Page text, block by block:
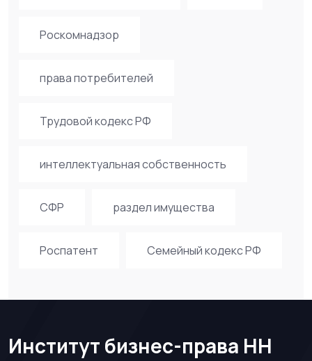
Роскомнадзор
права потребителей
Трудовой кодекс РФ
интеллектуальная собственность
СФР раздел имущества
Роспатент Семейный кодекс РФ
Институт бизнес-права НН